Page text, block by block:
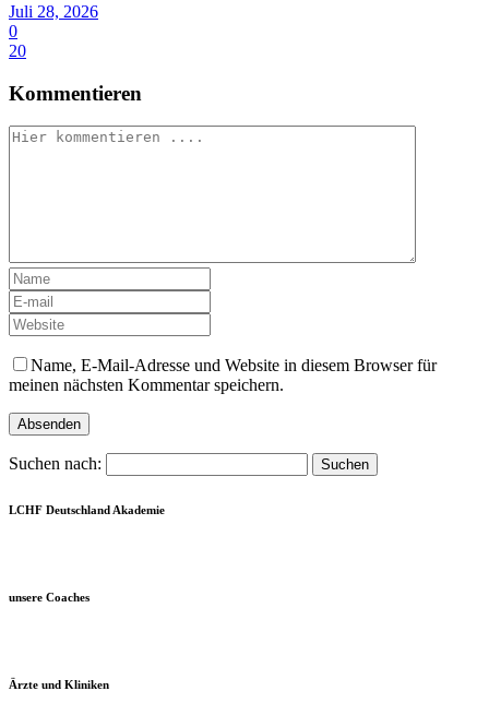
Juli 28, 2026
0
20
Kommentieren
Name, E-Mail-Adresse und Website in diesem Browser für
meinen nächsten Kommentar speichern.
Suchen nach:
LCHF Deutschland Akademie
unsere Coaches
Ärzte und Kliniken